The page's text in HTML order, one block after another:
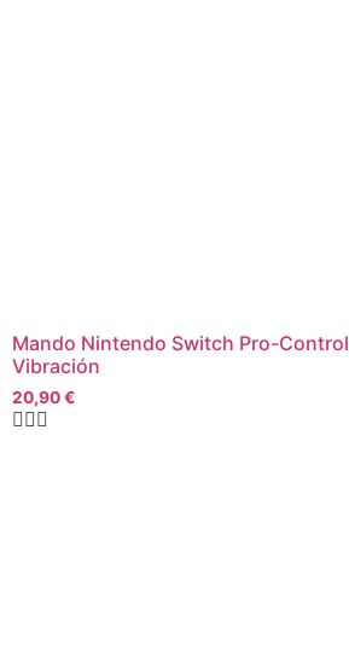
Mando Nintendo Switch Pro-
Vibración
20,90€